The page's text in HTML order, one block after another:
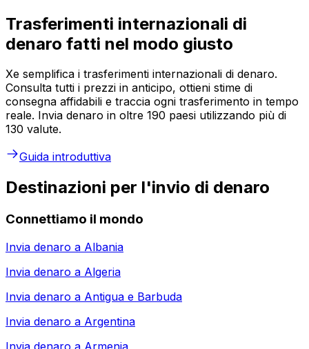
Trasferimenti internazionali di
denaro fatti nel modo giusto
Xe semplifica i trasferimenti internazionali di denaro.
Consulta tutti i prezzi in anticipo, ottieni stime di
consegna affidabili e traccia ogni trasferimento in tempo
reale. Invia denaro in oltre 190 paesi utilizzando più di
130 valute.
Guida introduttiva
Destinazioni per l'invio di denaro
Connettiamo il mondo
Invia denaro a Albania
Invia denaro a Algeria
Invia denaro a Antigua e Barbuda
Invia denaro a Argentina
Invia denaro a Armenia